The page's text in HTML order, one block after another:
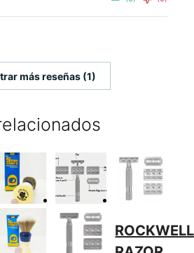
más reseñas (1)
ROCKWELL